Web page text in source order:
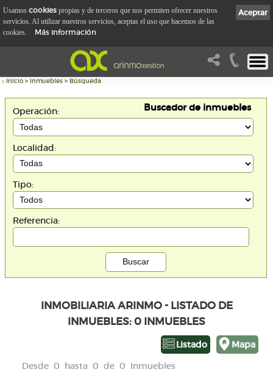
:: Inicio > Inmuebles > Búsqueda
Buscador de inmuebles
Operación:
Localidad:
Tipo:
Referencia:
INMOBILIARIA ARINMO - LISTADO DE
INMUEBLES: 0 INMUEBLES
Mapa
Listado
Desde 0 hasta 0 de 0 Inmuebles
Aceptar
Usamos cookies propias y de terceros que nos permiten ofrecer nuestros
servicios. Al utilizar nuestros servicios, aceptas el uso que hacemos de las
cookies.
Más información